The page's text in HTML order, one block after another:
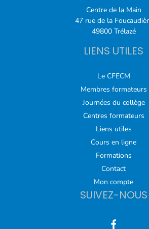
Centre de la Main
47 rue de la
49800 Trélazé
LIENS UTILES
Le CFECM
Membres formateurs
Journées du collège
Centres formateurs
Liens utiles
Cours en ligne
Formations
Contact
Mon compte
SUIVEZ-NOUS